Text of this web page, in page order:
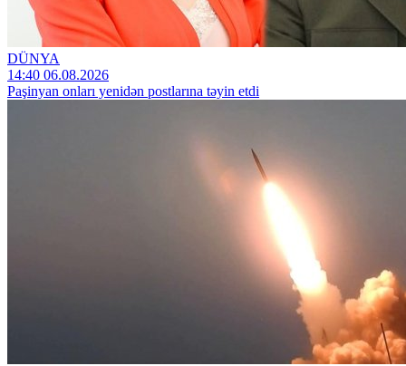
DÜNYA
14:40 06.08.2026
Paşinyan onları yenidən postlarına təyin etdi